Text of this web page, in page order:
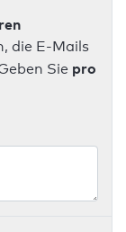
die E-Mails
Sie pro